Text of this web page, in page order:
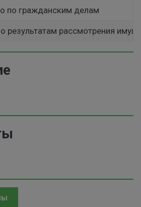
по гражданским делам
результатам рассмотрения